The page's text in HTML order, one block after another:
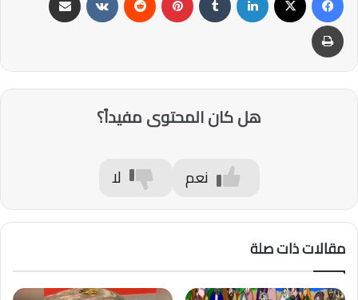
هل كان المحتوى مفيداً؟
نعم لا
مقالات ذات صلة